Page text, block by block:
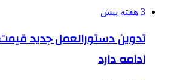
3 هفته پیش
تدوین دستورالعمل جدید
ادامه دارد